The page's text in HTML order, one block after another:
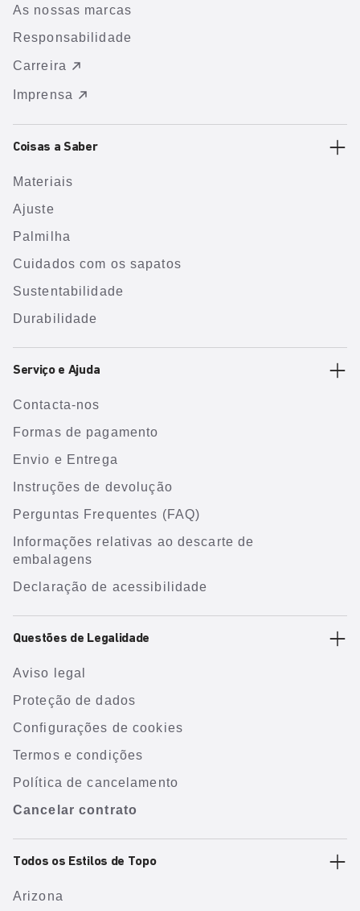
As nossas marcas
Responsabilidade
Carreira
Imprensa
Coisas a Saber
Materiais
Ajuste
Palmilha
Cuidados com os sapatos
Sustentabilidade
Durabilidade
Serviço e Ajuda
Contacta-nos
Formas de pagamento
Envio e Entrega
Instruções de devolução
Perguntas Frequentes (FAQ)
Informações relativas ao descarte de
embalagens
Declaração de acessibilidade
Questões de Legalidade
Aviso legal
Proteção de dados
Configurações de cookies
Termos e condições
Política de cancelamento
Cancelar contrato
Todos os Estilos de Topo
Arizona